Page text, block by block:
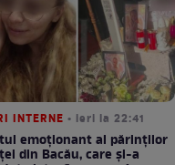
INTERNE • ieri la 22:41
emoționant al părinților
din Bacău, care și-a